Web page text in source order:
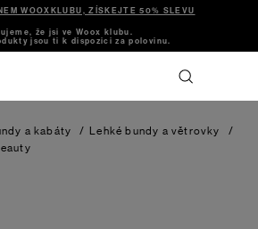
WOOXKLUBU, ZÍSKEJTE 50% SLEVU
že jsi ve Woox klubu.
jsou ti k dispozici za polovinu.
a kabáty / Lehké bundy a větrovky
/